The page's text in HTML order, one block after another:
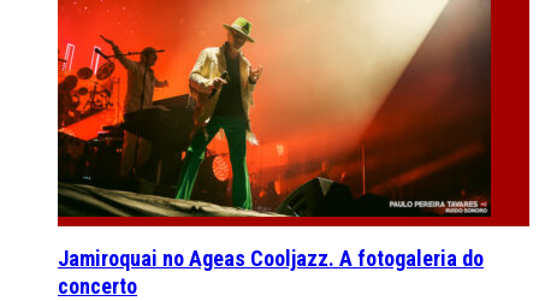
Jamiroquai no Ageas Cooljazz. A fotogaleria do
concerto